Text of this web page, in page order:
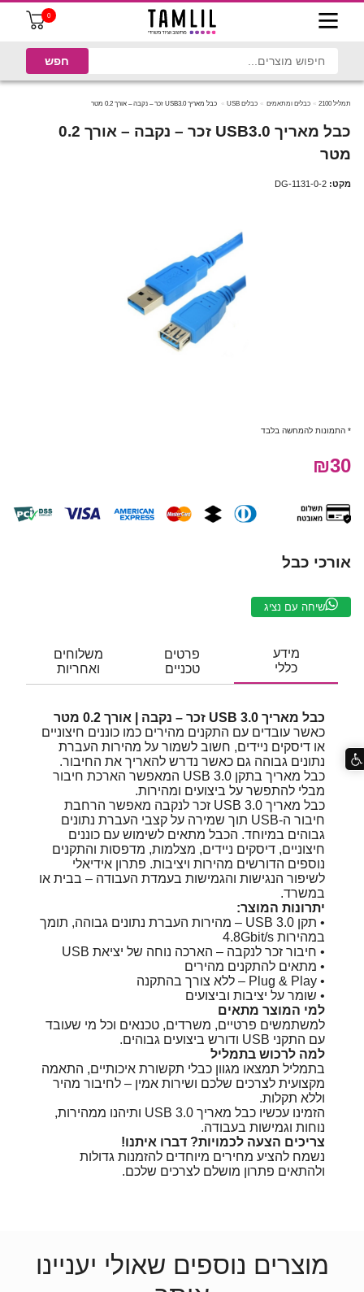
0
תמליל 2100 כבלים ומתאמים כבלים USB כבל מאריך USB3.0 זכר – נקבה – אורך 0.2 מטר
כבל מאריך USB3.0 זכר – נקבה – אורך 0.2
מטר
מקט: DG-1131-0-2
* התמונות להמחשה בלבד
₪30
אורכי כבל
שיחה עם נציג
מידע
כללי
פרטים
טכניים
משלוחים
ואחריות
כבל מאריך USB 3.0 זכר – נקבה | אורך 0.2 מטר
כאשר עובדים עם התקנים מהירים כמו כוננים חיצוניים
או דיסקים ניידים, חשוב לשמור על מהירות העברת
נתונים גבוהה גם כאשר נדרש להאריך את החיבור.
כבל מאריך בתקן USB 3.0 המאפשר הארכת חיבור
מבלי להתפשר על ביצועים ומהירות.
כבל מאריך USB 3.0 זכר לנקבה מאפשר הרחבת
חיבור ה-USB תוך שמירה על קצבי העברת נתונים
גבוהים במיוחד. הכבל מתאים לשימוש עם כוננים
חיצוניים, דיסקים ניידים, מצלמות, מדפסות והתקנים
נוספים הדורשים מהירות ויציבות. פתרון אידיאלי
לשיפור הנגישות והגמישות בעמדת העבודה – בבית או
במשרד.
יתרונות המוצר:
• תקן USB 3.0 – מהירות העברת נתונים גבוהה, תומך
במהירות 4.8Gbit/s
• חיבור זכר לנקבה – הארכה נוחה של יציאת USB
• מתאים להתקנים מהירים
• Plug & Play – ללא צורך בהתקנה
• שומר על יציבות וביצועים
למי המוצר מתאים
למשתמשים פרטיים, משרדים, טכנאים וכל מי שעובד
עם התקני USB ודורש ביצועים גבוהים.
למה לרכוש בתמליל
בתמליל תמצאו מגוון כבלי תקשורת איכותיים, התאמה
מקצועית לצרכים שלכם ושירות אמין – לחיבור מהיר
וללא תקלות.
הזמינו עכשיו כבל מאריך USB 3.0 ותיהנו ממהירות,
נוחות וגמישות בעבודה.
צריכים הצעה לכמויות? דברו איתנו!
נשמח להציע מחירים מיוחדים להזמנות גדולות
ולהתאים פתרון מושלם לצרכים שלכם.
מוצרים נוספים שאולי יעניינו